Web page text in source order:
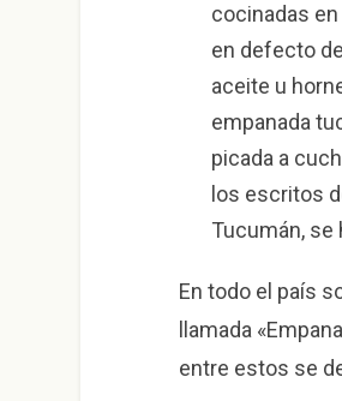
cocinadas
en defecto
aceite u
empanada
picada a
los escritos
Tucumán, se
En todo el país
llamada
entre estos se